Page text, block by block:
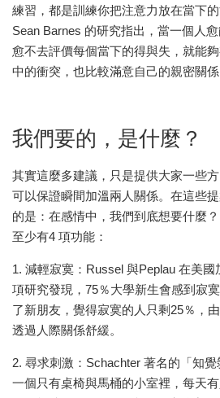
練習，都是訓練你把注意力放在當下
Sean Barnes 的研究指出，當一個人
愈不去評價每個當下的得與失，就能
中的衝突，也比較滿意自己的親密關係
我們要的，是什麼？
其實這麼多建議，只是提供大家一些
可以保證瞬間加溫兩人關係。在這些
的是：在感情中，我們到底想要什麼
至少有4 項功能：
1. 減輕寂寞：Russel 與Peplau 在美
項研究發現，75％大學新生會感到寂
了新朋友，覺得寂寞的人只剩25％，
透過人際關係舒緩。
2. 尋求刺激：Schachter 著名的「知
一個只有桌椅與馬桶的小室裡，每天